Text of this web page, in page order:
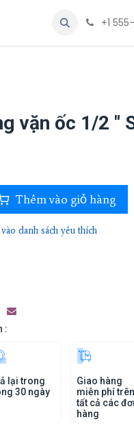
+1
vặn ốc 1/2 "
Thêm vào giỏ hàng
danh sách yêu thích
:
lại trong
30 ngày
Giao hàng
miễn phí trên
tất cả các
hàng